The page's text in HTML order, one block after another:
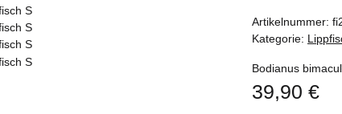
Artikelnummer:
Kategorie:
Bodianus
39,90 €